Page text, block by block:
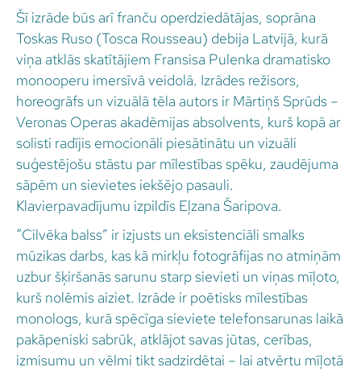
Šī izrāde būs arī franču operdziedātājas, soprāna
Toskas Ruso (Tosca Rousseau) debija Latvijā, kurā
viņa atklās skatītājiem Fransisa Pulenka dramatisko
monooperu imersīvā veidolā. Izrādes režisors,
horeogrāfs un vizuālā tēla autors ir Mārtiņš Sprūds –
Veronas Operas akadēmijas absolvents, kurš kopā ar
solisti radījis emocionāli piesātinātu un vizuāli
suģestējošu stāstu par mīlestības spēku, zaudējuma
sāpēm un sievietes iekšējo pasauli.
Klavierpavadījumu izpildīs Eļzana Šaripova.
“Cilvēka balss” ir izjusts un eksistenciāli smalks
mūzikas darbs, kas kā mirkļu fotogrāfijas no atmiņām
uzbur šķiršanās sarunu starp sievieti un viņas mīļoto,
kurš nolēmis aiziet. Izrāde ir poētisks mīlestības
monologs, kurā spēcīga sieviete telefonsarunas laikā
pakāpeniski sabrūk, atklājot savas jūtas, cerības,
izmisumu un vēlmi tikt sadzirdētai – lai atvērtu mīļotā